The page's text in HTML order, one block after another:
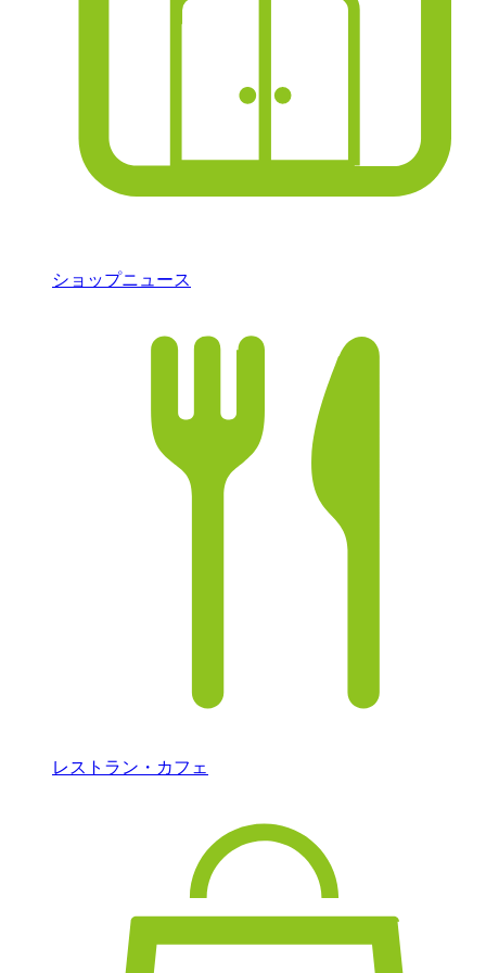
ショップニュース
レストラン・カフェ